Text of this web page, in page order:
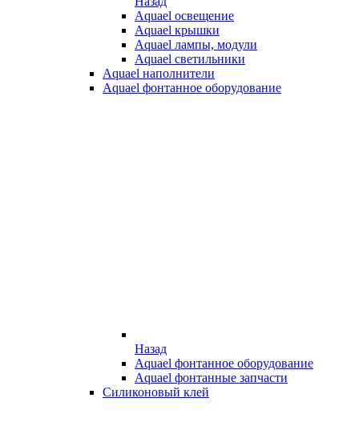
Aquael освещение
Aquael крышки
Aquael лампы, модули
Aquael светильники
Aquael наполнители
Aquael фонтанное оборудование
Назад
Aquael фонтанное оборудование
Aquael фонтанные запчасти
Силиконовый клей